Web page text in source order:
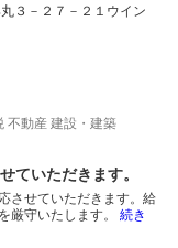
３－２７－２１ウイン
不動産 建設・建築
ていただきます。
させていただきます。給
厳守いたします。 続き